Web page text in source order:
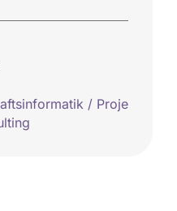
/ Proje